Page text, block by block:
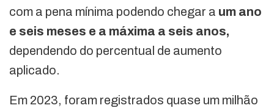
com a pena mínima podendo chegar a um ano
e seis meses e a máxima a seis anos,
dependendo do percentual de aumento
aplicado.
Em 2023, foram registrados quase um milhão